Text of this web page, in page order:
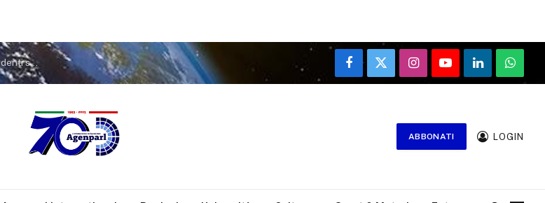
Covid. FdI a Conte: non tiri in ballo Meloni per distrarre attenzione. Evidenti sue responsabilità nella gestione pandemia
Facebook
X
(Twitter)
InstagramYouTubeLinkedIn
ABBONATI LOGIN